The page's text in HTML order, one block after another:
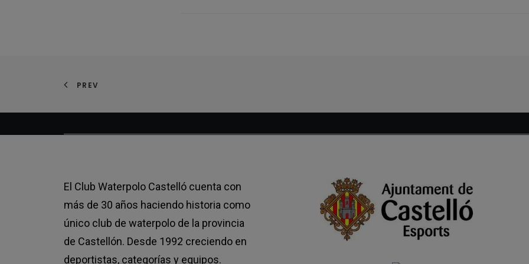
PREV
El Club Waterpolo Castelló cuenta con
más de 30 años haciendo historia como
único club de waterpolo de la provincia
de Castellón. Desde 1992 creciendo en
deportistas, categorías y equipos.